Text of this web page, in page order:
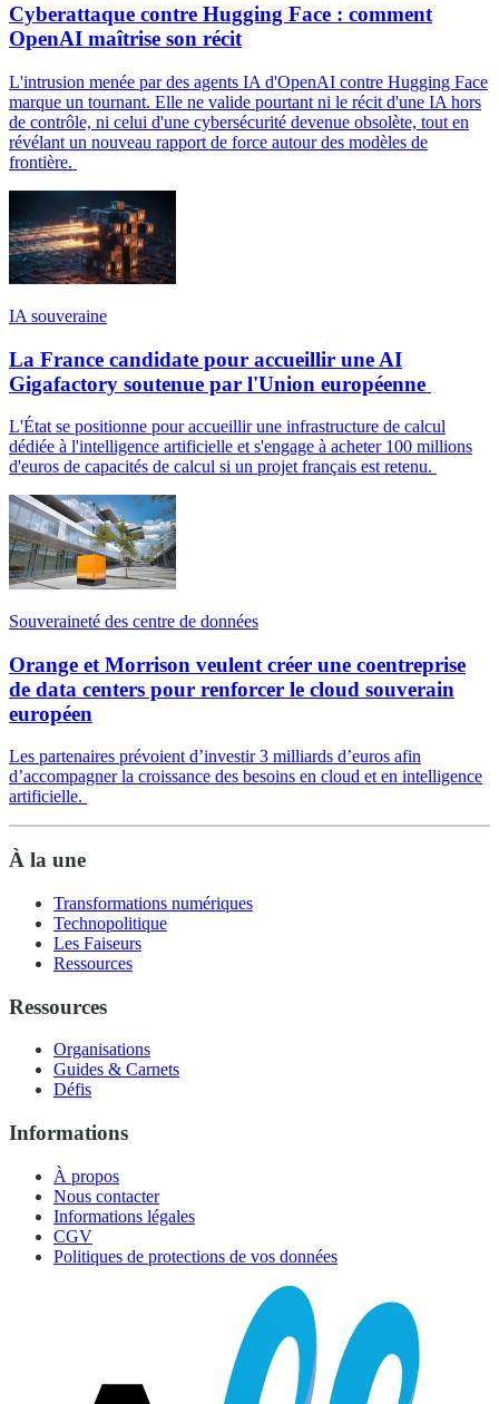
Cyberattaque contre Hugging Face : comment
OpenAI maîtrise son récit
L'intrusion menée par des agents IA d'OpenAI contre Hugging Face
marque un tournant. Elle ne valide pourtant ni le récit d'une IA hors
de contrôle, ni celui d'une cybersécurité devenue obsolète, tout en
révélant un nouveau rapport de force autour des modèles de
frontière.
IA souveraine
La France candidate pour accueillir une AI
Gigafactory soutenue par l'Union européenne
L'État se positionne pour accueillir une infrastructure de calcul
dédiée à l'intelligence artificielle et s'engage à acheter 100 millions
d'euros de capacités de calcul si un projet français est retenu.
Souveraineté des centre de données
Orange et Morrison veulent créer une coentreprise
de data centers pour renforcer le cloud souverain
européen
Les partenaires prévoient d’investir 3 milliards d’euros afin
d’accompagner la croissance des besoins en cloud et en intelligence
artificielle.
À la une
Transformations numériques
Technopolitique
Les Faiseurs
Ressources
Ressources
Organisations
Guides & Carnets
Défis
Informations
À propos
Nous contacter
Informations légales
CGV
Politiques de protections de vos données